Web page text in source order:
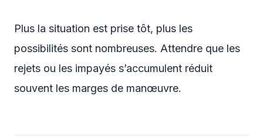
Plus la situation est prise tôt, plus les
possibilités sont nombreuses. Attendre que les
rejets ou les impayés s’accumulent réduit
souvent les marges de manœuvre.